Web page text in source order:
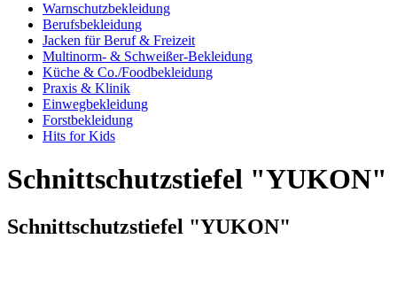
Warnschutzbekleidung
Berufsbekleidung
Jacken für Beruf & Freizeit
Multinorm- & Schweißer-Bekleidung
Küche & Co./Foodbekleidung
Praxis & Klinik
Einwegbekleidung
Forstbekleidung
Hits for Kids
Schnittschutzstiefel "YUKON"
Schnittschutzstiefel "YUKON"